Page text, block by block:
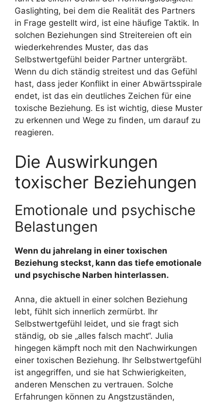
Gaslighting, bei dem die Realität des Partners
in Frage gestellt wird, ist eine häufige Taktik. In
solchen Beziehungen sind Streitereien oft ein
wiederkehrendes Muster, das das
Selbstwertgefühl beider Partner untergräbt.
Wenn du dich ständig streitest und das Gefühl
hast, dass jeder Konflikt in einer Abwärtsspirale
endet, ist das ein deutliches Zeichen für eine
toxische Beziehung. Es ist wichtig, diese Muster
zu erkennen und Wege zu finden, um darauf zu
reagieren.
Die Auswirkungen
toxischer Beziehungen
Emotionale und psychische
Belastungen
Wenn du jahrelang in einer toxischen
Beziehung steckst, kann das tiefe emotionale
und psychische Narben hinterlassen.
Anna, die aktuell in einer solchen Beziehung
lebt, fühlt sich innerlich zermürbt. Ihr
Selbstwertgefühl leidet, und sie fragt sich
ständig, ob sie „alles falsch macht“. Julia
hingegen kämpft noch mit den Nachwirkungen
einer toxischen Beziehung. Ihr Selbstwertgefühl
ist angegriffen, und sie hat Schwierigkeiten,
anderen Menschen zu vertrauen. Solche
Erfahrungen können zu Angstzuständen,